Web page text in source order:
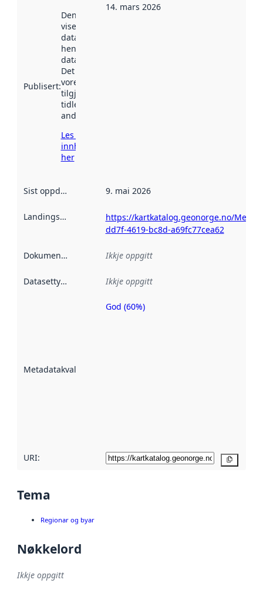
Publisert:
Denne datoen
viser når
datasettet vart
henta inn av
data.norge.no.
Det kan ha
vore
tilgjengeleg
tidlegare
andre stader.
Les meir om
innhenting
her
14. mars 2026
Sist oppdatert 9. mai 2026
Landingsside
https://kartkatalog.geonorge.no/
dd7f-4619-bc8d-a69fc77cea62
Dokumentasjon Ikkje oppgitt
Datasettype Ikkje oppgitt
Metadatakvalitet
Metadatakvalitet
God (60%)
URI:
Tema
Regionar og byar
Nøkkelord
Ikkje oppgitt